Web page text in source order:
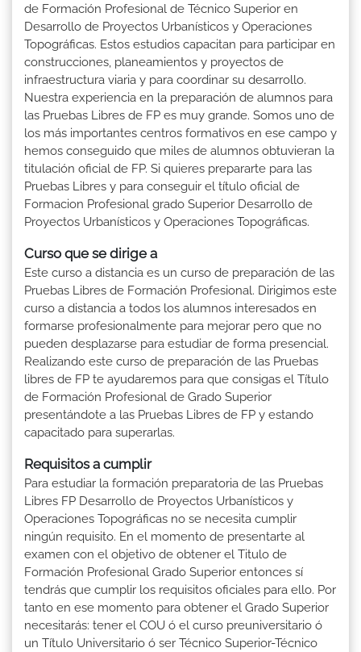
de Formación Profesional de Técnico Superior en
Desarrollo de Proyectos Urbanísticos y Operaciones
Topográficas. Estos estudios capacitan para participar en
construcciones, planeamientos y proyectos de
infraestructura viaria y para coordinar su desarrollo.
Nuestra experiencia en la preparación de alumnos para
las Pruebas Libres de FP es muy grande. Somos uno de
los más importantes centros formativos en ese campo y
hemos conseguido que miles de alumnos obtuvieran la
titulación oficial de FP. Si quieres prepararte para las
Pruebas Libres y para conseguir el título oficial de
Formacion Profesional grado Superior Desarrollo de
Proyectos Urbanísticos y Operaciones Topográficas.
Curso que se dirige a
Este curso a distancia es un curso de preparación de las
Pruebas Libres de Formación Profesional. Dirigimos este
curso a distancia a todos los alumnos interesados en
formarse profesionalmente para mejorar pero que no
pueden desplazarse para estudiar de forma presencial.
Realizando este curso de preparación de las Pruebas
libres de FP te ayudaremos para que consigas el Título
de Formación Profesional de Grado Superior
presentándote a las Pruebas Libres de FP y estando
capacitado para superarlas.
Requisitos a cumplir
Para estudiar la formación preparatoria de las Pruebas
Libres FP Desarrollo de Proyectos Urbanísticos y
Operaciones Topográficas no se necesita cumplir
ningún requisito. En el momento de presentarte al
examen con el objetivo de obtener el Titulo de
Formación Profesional Grado Superior entonces sí
tendrás que cumplir los requisitos oficiales para ello. Por
tanto en ese momento para obtener el Grado Superior
necesitarás: tener el COU ó el curso preuniversitario ó
un Título Universitario ó ser Técnico Superior-Técnico